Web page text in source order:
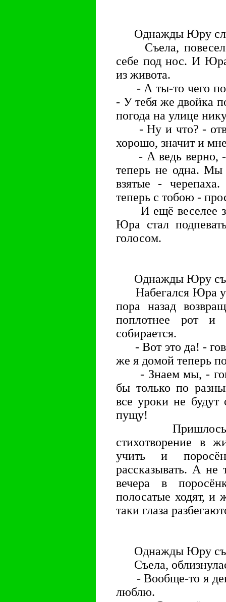
Однажды Юру
Съела,
себе под нос. И
из живота.
- А ты-то чего
- У тебя же двойка
погода на улице
- Ну и что? -
хорошо, значит и
- А ведь верно, -
теперь не одна. Мы
взятые -
теперь с тобою -
И ещё веселее
Юра стал
голосом.
Однажды Юру
Набегался Юра у
пора назад
поплотнее рот и
собирается.
- Вот это да! -
же я домой теперь
- Знаем мы, -
бы только по
все уроки не
пущу!
Пришлось
стихотворение в
учить и
рассказывать. А
вечера в
полосатые ходят,
таки глаза
Однажды Юру
Съела,
- Вообще-то я
люблю.